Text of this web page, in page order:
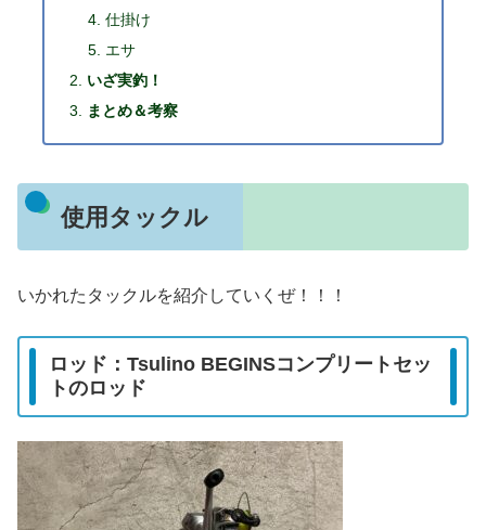
仕掛け
エサ
いざ実釣！
まとめ＆考察
使用タックル
いかれたタックルを紹介していくぜ！！！
ロッド：Tsulino BEGINSコンプリートセッ
トのロッド